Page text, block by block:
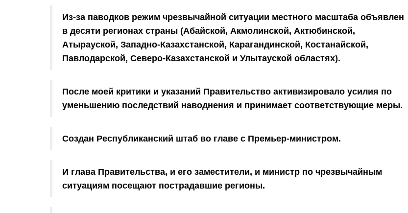
Из-за паводков режим чрезвычайной ситуации местного масштаба объявлен
в десяти регионах страны (Абайской, Акмолинской, Актюбинской,
Атырауской, Западно-Казахстанской, Карагандинской, Костанайской,
Павлодарской, Северо-Казахстанской и Улытауской областях).
После моей критики и указаний Правительство активизировало усилия по
уменьшению последствий наводнения и принимает соответствующие меры.
Создан Республиканский штаб во главе с Премьер-министром.
И глава Правительства, и его заместители, и министр по чрезвычайным
ситуациям посещают пострадавшие регионы.